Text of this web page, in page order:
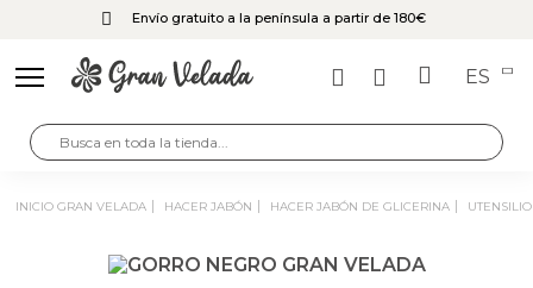
Envío gratuito a la península a partir de 180€
ES
INICIO GRAN VELADA HACER JABÓN HACER JABÓN DE GLICERINA